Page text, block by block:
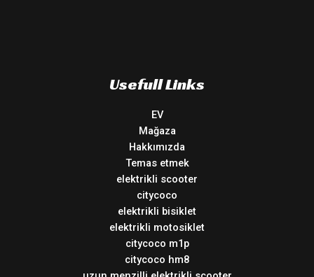
Usefull Links
EV
Mağaza
Hakkımızda
Temas etmek
elektrikli scooter
citycoco
elektrikli bisiklet
elektrikli motosiklet
citycoco m1p
citycoco hm8